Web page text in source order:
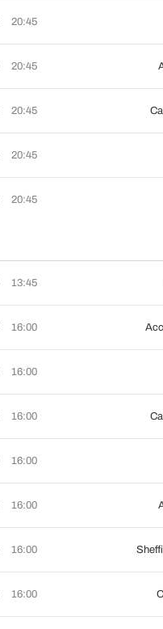
20:45
20:45
20:45
20:45
20:45
13:45
16:00
16:00
16:00
16:00
16:00
16:00
16:00